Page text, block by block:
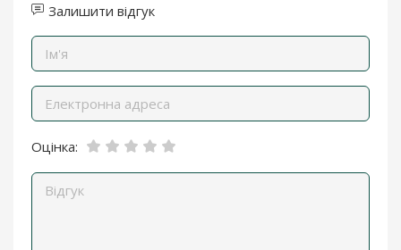
Залишити відгук
Оцінка: